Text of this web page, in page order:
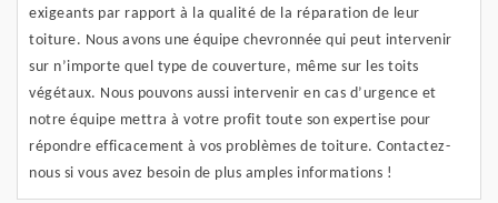
exigeants par rapport à la qualité de la réparation de leur
toiture. Nous avons une équipe chevronnée qui peut intervenir
sur n’importe quel type de couverture, même sur les toits
végétaux. Nous pouvons aussi intervenir en cas d’urgence et
notre équipe mettra à votre profit toute son expertise pour
répondre efficacement à vos problèmes de toiture. Contactez-
nous si vous avez besoin de plus amples informations !